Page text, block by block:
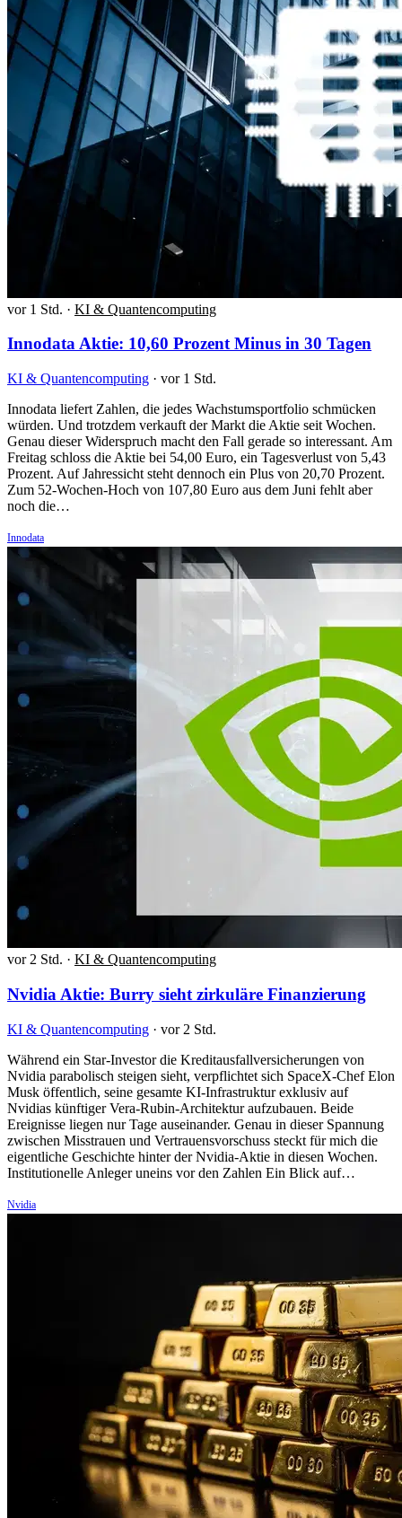
vor 1 Std. · KI & Quantencomputing
Innodata Aktie: 10,60 Prozent Minus in 30 Tagen
KI & Quantencomputing · vor 1 Std.
Innodata liefert Zahlen, die jedes Wachstumsportfolio schmücken
würden. Und trotzdem verkauft der Markt die Aktie seit Wochen.
Genau dieser Widerspruch macht den Fall gerade so interessant. Am
Freitag schloss die Aktie bei 54,00 Euro, ein Tagesverlust von 5,43
Prozent. Auf Jahressicht steht dennoch ein Plus von 20,70 Prozent.
Zum 52-Wochen-Hoch von 107,80 Euro aus dem Juni fehlt aber
noch die…
Innodata
vor 2 Std. · KI & Quantencomputing
Nvidia Aktie: Burry sieht zirkuläre Finanzierung
KI & Quantencomputing · vor 2 Std.
Während ein Star-Investor die Kreditausfallversicherungen von
Nvidia parabolisch steigen sieht, verpflichtet sich SpaceX-Chef Elon
Musk öffentlich, seine gesamte KI-Infrastruktur exklusiv auf
Nvidias künftiger Vera-Rubin-Architektur aufzubauen. Beide
Ereignisse liegen nur Tage auseinander. Genau in dieser Spannung
zwischen Misstrauen und Vertrauensvorschuss steckt für mich die
eigentliche Geschichte hinter der Nvidia-Aktie in diesen Wochen.
Institutionelle Anleger uneins vor den Zahlen Ein Blick auf…
Nvidia